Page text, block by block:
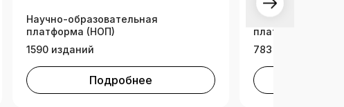
Научно-образовательная
платформа (НОП)
1590 изданий
Подробнее
Научно-
платформа (НОП)
783 издания